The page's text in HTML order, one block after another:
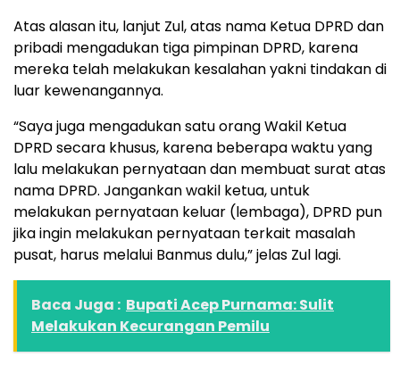
Atas alasan itu, lanjut Zul, atas nama Ketua DPRD dan
pribadi mengadukan tiga pimpinan DPRD, karena
mereka telah melakukan kesalahan yakni tindakan di
luar kewenangannya.
“Saya juga mengadukan satu orang Wakil Ketua
DPRD secara khusus, karena beberapa waktu yang
lalu melakukan pernyataan dan membuat surat atas
nama DPRD. Jangankan wakil ketua, untuk
melakukan pernyataan keluar (lembaga), DPRD pun
jika ingin melakukan pernyataan terkait masalah
pusat, harus melalui Banmus dulu,” jelas Zul lagi.
Baca Juga : Bupati Acep Purnama: Sulit
Melakukan Kecurangan Pemilu